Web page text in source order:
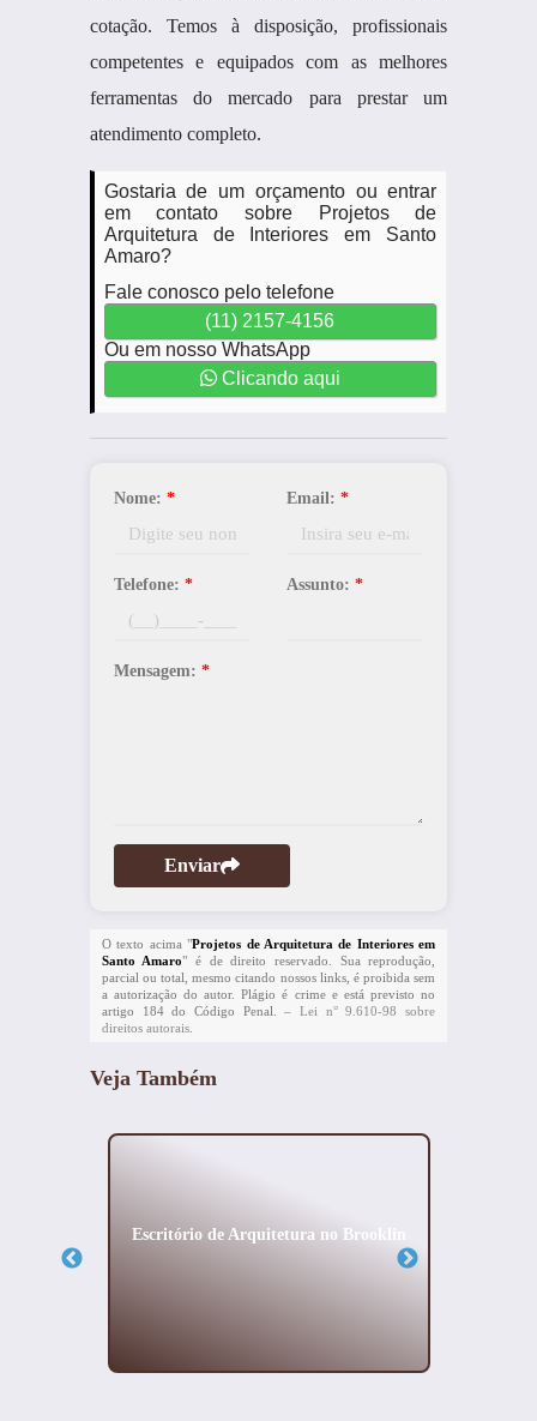
cotação. Temos à disposição, profissionais
competentes e equipados com as melhores
ferramentas do mercado para prestar um
atendimento completo.
Gostaria de um orçamento ou entrar
em contato sobre Projetos de
Arquitetura de Interiores em Santo
Amaro?
Fale conosco pelo telefone
(11) 2157-4156
Ou em nosso WhatsApp
Clicando aqui
Nome: * Email: *
Telefone: * Assunto: *
Mensagem: *
Enviar
O texto acima "Projetos de Arquitetura de Interiores em
Santo Amaro" é de direito reservado. Sua reprodução,
parcial ou total, mesmo citando nossos links, é proibida sem
a autorização do autor. Plágio é crime e está previsto no
artigo 184 do Código Penal. –Lei n° 9.610-98 sobre
direitos autorais.
Veja Também
Escritório de Arquitetura no Brooklin